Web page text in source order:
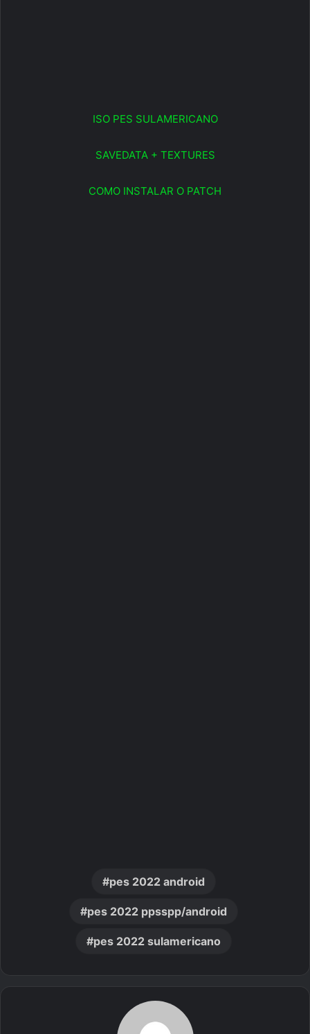
ISO PES SULAMERICANO
SAVEDATA + TEXTURES
COMO INSTALAR O PATCH
pes 2022 android
pes 2022 ppsspp/android
pes 2022 sulamericano